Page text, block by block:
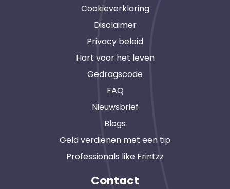
Cookieverklaring
Disclaimer
Privacy beleid
Hart voor het leven
Gedragscode
FAQ
Nieuwsbrief
Blogs
Geld verdienen met een tip
Professionals like Frintzz
Contact